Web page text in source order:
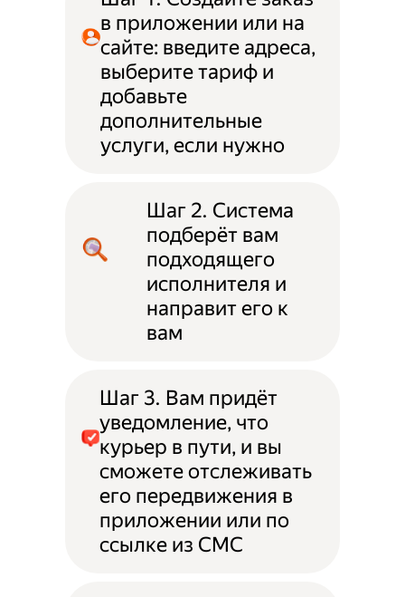
в приложении или на
сайте: введите адреса,
выберите тариф и
добавьте
дополнительные
услуги, если нужно
Шаг 2. Система
подберёт вам
подходящего
исполнителя и
направит его к
вам
Шаг 3. Вам придёт
уведомление, что
курьер в пути, и вы
сможете отслеживать
его передвижения в
приложении или по
ссылке из СМС